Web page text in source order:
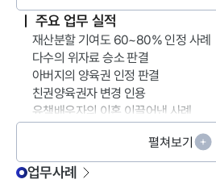
주요 업무 실적
재산분할 기여도 60~80% 인정 사례
다수의 위자료 승소 판결
아버지의 양육권 인정 판결
친권양육권자 변경 인용
유책배우자의 이혼 이끌어낸 사례
펼쳐보기
업무사례